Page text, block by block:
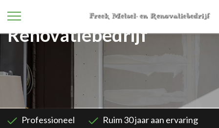
Professioneel Ruim 30 jaar aan ervaring
Renovatiebedrijf